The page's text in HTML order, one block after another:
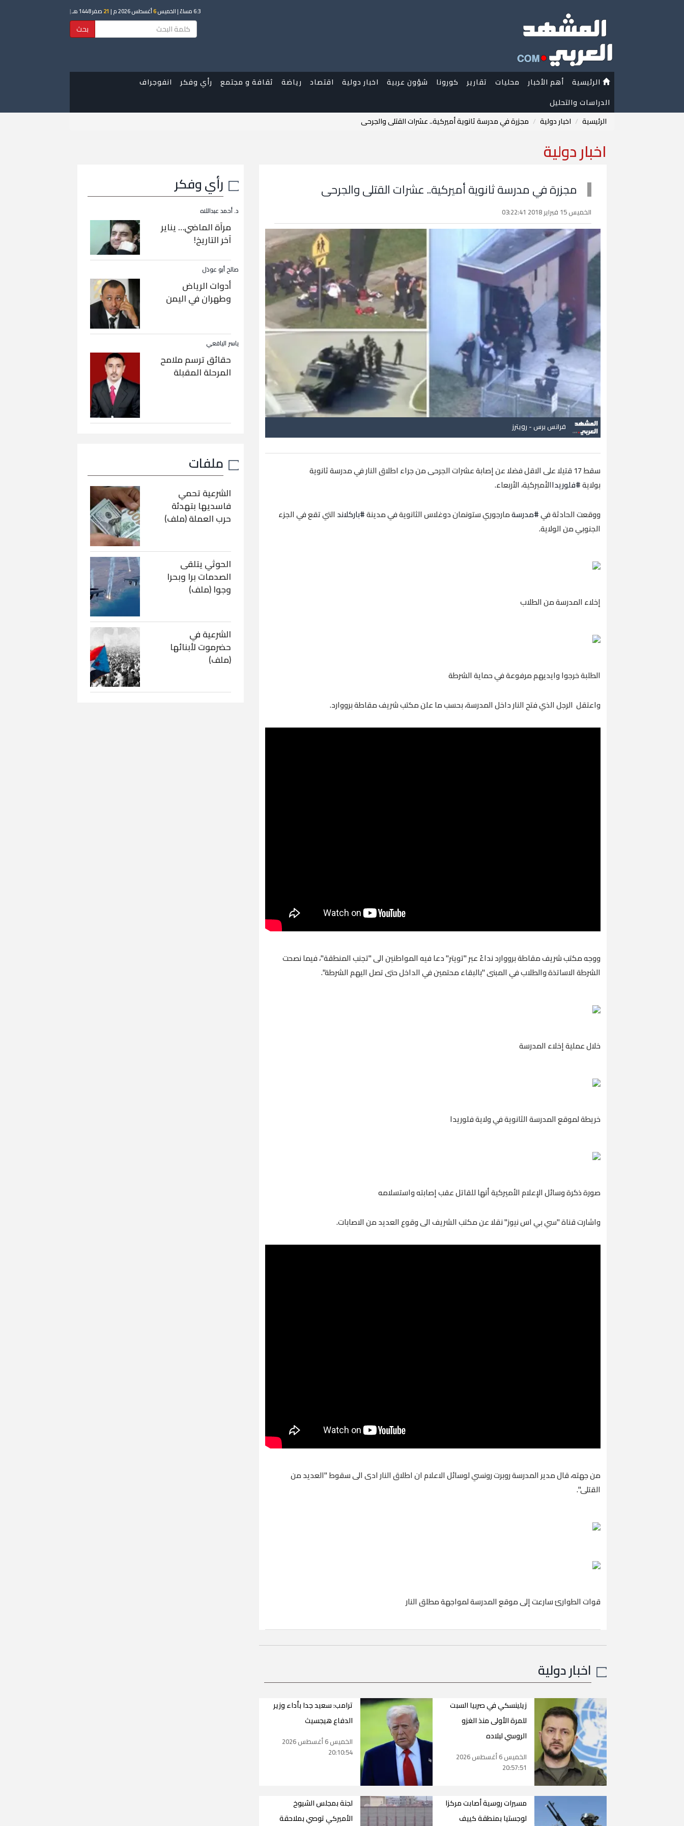
6:3 مساءً | الخميس6أغسطس 2026 م | 21 صفر 1448 هـ |
بحث
الرئيسية أهم الأخبار محليات تقارير كورونا شؤون عربية اخبار دولية اقتصاد رياضة ثقافة و مجتمع رأي وفكر
انفوجراف
الدراسات والتحليل
الرئيسية
اخبار دولية مجزرة في مدرسة ثانوية أميركية.. عشرات القتلى والجرحى
اخبار دولية
مجزرة في مدرسة ثانوية أميركية.. عشرات القتلى والجرحى
الخميس 15 فبراير 2018 03:22:41
فرانس برس - رويترز
سقط 17 قتيلا على الاقل فضلا عن إصابة عشرات الجرحى من جراء اطلاق النار في مدرسة ثانوية
بولاية#فلوريداالأميركية، الأربعاء.
ووقعت الحادثة في#مدرسةمارجوري ستونمان دوغلاس الثانوية في مدينة#باركلاند التي تقع في الجزء
الجنوبي من الولاية.
إخلاء المدرسة من الطلاب
الطلبة خرجوا وايديهم مرفوعة في حماية الشرطة
واعتقل الرجل الذي فتح النار داخل المدرسة، بحسب ما علن مكتب شريف مقاطة برووارد.
ووجه مكتب شريف مقاطة برووارد نداءً عبر "تويتر" دعا فيه المواطنين الى "تجنب المنطقة"، فيما نصحت
الشرطة الاساتذة والطلاب في المبنى "بالبقاء محتمين في الداخل حتى تصل اليهم الشرطة".
خلال عملية إخلاء المدرسة
خريطة لموقع المدرسة الثانوية في ولاية فلوريدا
صورة ذكرة وسائل الإعلام الأميركية أنها للقاتل عقب إصابته واستسلامه
واشارت قناة "سي بي اس نيوز" نقلا عن مكتب الشريف الى وقوع العديد من الاصابات.
من جهته، قال مدير المدرسة روبرت رونسي لوسائل الاعلام ان اطلاق النار ادى الى سقوط "العديد من
القتلى".
قوات الطوارئ سارعت إلى موقع المدرسة لمواجهة مطلق النار
اخبار دولية
زيلينسكي في صربيا السبت
للمرة الأولى منذ الغزو
الروسي لبلاده
الخميس 6 أغسطس 2026
20:57:51
ترامب: سعيد جدا بأداء وزير
الدفاع هيجسيث
الخميس 6 أغسطس 2026
20:10:54
مسيرات روسية أصابت مركزا
لوجستيا بمنطقة كييف
لجنة بمجلس الشيوخ
الأميركي توصي بملاحقة
رأي وفكر
د. أحمد عبداللاه
مرآة الماضي… يناير
آخر التاريخ!
صالح أبو عوذل
أدوات الرياض
وطهران في اليمن
ياسر اليافعي
حقائق ترسم ملامح
المرحلة المقبلة
ملفات
الشرعية تحمي
فاسديها بتهدئة
حرب العملة (ملف)
الحوثي يتلقى
الصدمات برا وبحرا
وجوا (ملف)
الشرعية في
حضرموت لأبنائها
(ملف)